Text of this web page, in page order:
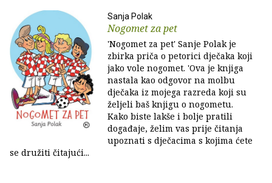
Sanja Polak
Nogomet za pet
'Nogomet za pet' Sanje Polak je
zbirka priča o petorici dječaka koji
jako vole nogomet. 'Ova je knjiga
nastala kao odgovor na molbu
dječaka iz mojega razreda koji su
željeli baš knjigu o nogometu.
Kako biste lakše i bolje pratili
događaje, želim vas prije čitanja
upoznati s dječacima s kojima ćete
se družiti čitajući...